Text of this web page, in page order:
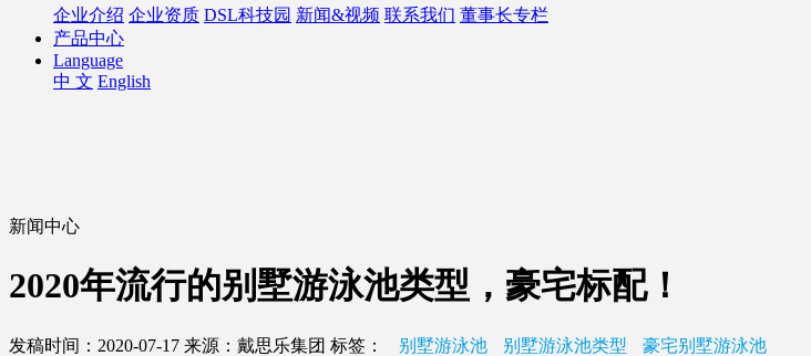
企业介绍 企业资质 DSL科技园 新闻&视频 联系我们 董事长专栏
产品中心
Language
中 文 English
新闻中心
2020年流行的别墅游泳池类型，豪宅标配！
发稿时间：2020-07-17 来源：戴思乐集团 标签： 别墅游泳池 别墅游泳池类型 豪宅别墅游泳池